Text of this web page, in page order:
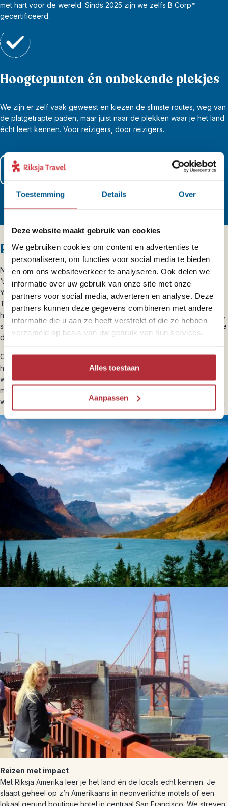
Toestemming Details Over
Deze website maakt gebruik van cookies
We gebruiken cookies om content en advertenties te
personaliseren, om functies voor social media te bieden
en om ons websiteverkeer te analyseren. Ook delen we
informatie over uw gebruik van onze site met onze
partners voor social media, adverteren en analyse. Deze
partners kunnen deze gegevens combineren met andere
informatie die u aan ze heeft verstrekt of die ze hebben
verzameld op basis van uw gebruik van hun services.
Alles toestaan
Aanpassen
met hart voor de wereld. Sinds 2025 zijn we zelfs B Corp™
gecertificeerd.
Hoogtepunten én onbekende plekjes
We zijn er zelf vaak geweest en kiezen de slimste routes, weg van
de platgetrapte paden, maar juist naar de plekken waar je het land
écht leert kennen. Voor reizigers, door reizigers.
Lees meer over al onze zekerheden
Riksja brengt je dichterbij
Natuurlijk laten we je de highlights van Amerika zien. Zo slaap je in
‘the Big Apple’ middenin machtig Manhattan en word je in
Yellowstone wakker tussen bizons en besneeuwde bergtoppen.
Toch vinden we het ook belangrijk dat je naast het grootste ook
het kleine ontdekt. Weg van de massa maak jij een individuele reis,
samen met jouw gezelschap én onze ervaringen. Zo brengen wij je
dichterbij het echte Amerika en het echte reizen met Riksja.
Onze bestemmingsexperts voor Amerika zijn weg van het land en
helpen je graag bij het plannen van jouw rondreis. We vertellen je
waar je de beste burgers kan eten, de mooiste foto-stops kan
maken en wat de beste reisroute is voor jouw plannen. Meer
weten? Op onze
inspiratiepaginavind je al onze insidertips terug.
Reizen met impact
Met Riksja Amerika leer je het land én de locals echt kennen. Je
slaapt geheel op z’n Amerikaans in neonverlichte motels of een
lokaal gerund boutique hotel in centraal San Francisco. We streven